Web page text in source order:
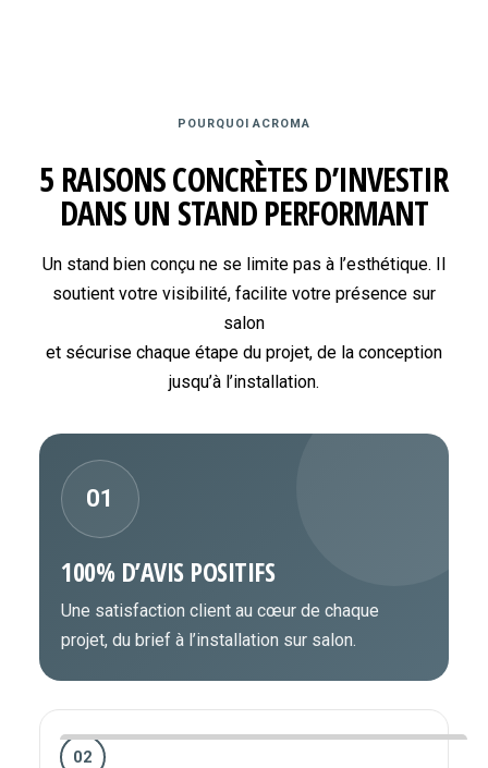
POURQUOI ACROMA
5 RAISONS CONCRÈTES D’INVESTIR
DANS UN STAND PERFORMANT
Un stand bien conçu ne se limite pas à l’esthétique. Il
soutient votre visibilité, facilite votre présence sur
salon
et sécurise chaque étape du projet, de la conception
jusqu’à l’installation.
01
100% D’AVIS POSITIFS
Une satisfaction client au cœur de chaque
projet, du brief à l’installation sur salon.
02